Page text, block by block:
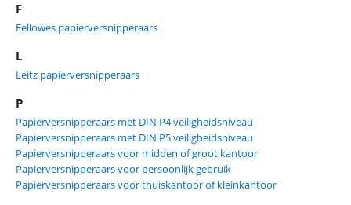
F
Fellowes papierversnipperaars
L
Leitz papierversnipperaars
P
Papierversnipperaars met DIN P4 veiligheidsniveau
Papierversnipperaars met DIN P5 veiligheidsniveau
Papierversnipperaars voor midden of groot kantoor
Papierversnipperaars voor persoonlijk gebruik
Papierversnipperaars voor thuiskantoor of kleinkantoor